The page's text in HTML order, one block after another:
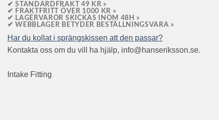
✔ STANDARDFRAKT 49 KR »
✔ FRAKTFRITT ÖVER 1000 KR »
✔ LAGERVAROR SKICKAS INOM 48H »
✔ WEBBLAGER BETYDER BESTÄLLNINGSVARA »
Har du kollat i sprängskissen att den passar?
Kontakta oss om du vill ha hjälp, info@hanseriksson.se.
Intake Fitting